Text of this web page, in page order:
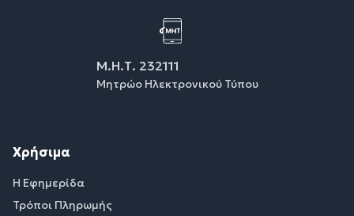
Μ.Η.Τ. 232111
Μητρώο Ηλεκτρονικού Τύπου
Χρήσιμα
Η Εφημερίδα
Τρόποι Πληρωμής